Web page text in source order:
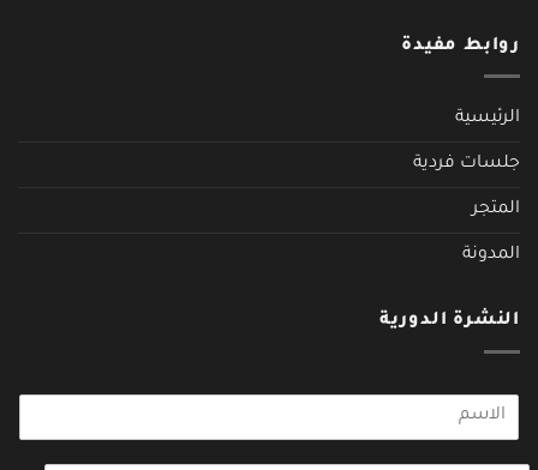
روابط مفيدة
الرئيسية
جلسات فردية
المتجر
المدونة
النشرة الدورية